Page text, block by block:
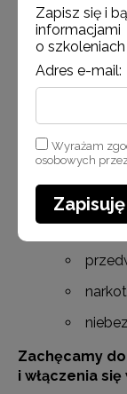
i
Zachęcamy
i włączenia
Zapisz się i
informacjami
o
Adres e-mail:
Wyrażam
osobowych